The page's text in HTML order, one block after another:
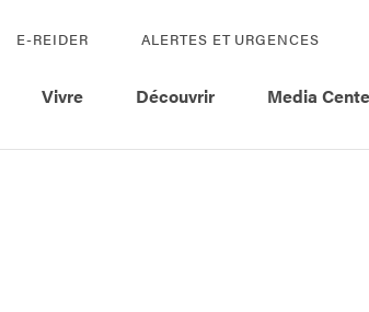
E-REIDER ALERTES ET URGENCES
Vivre Découvrir Media